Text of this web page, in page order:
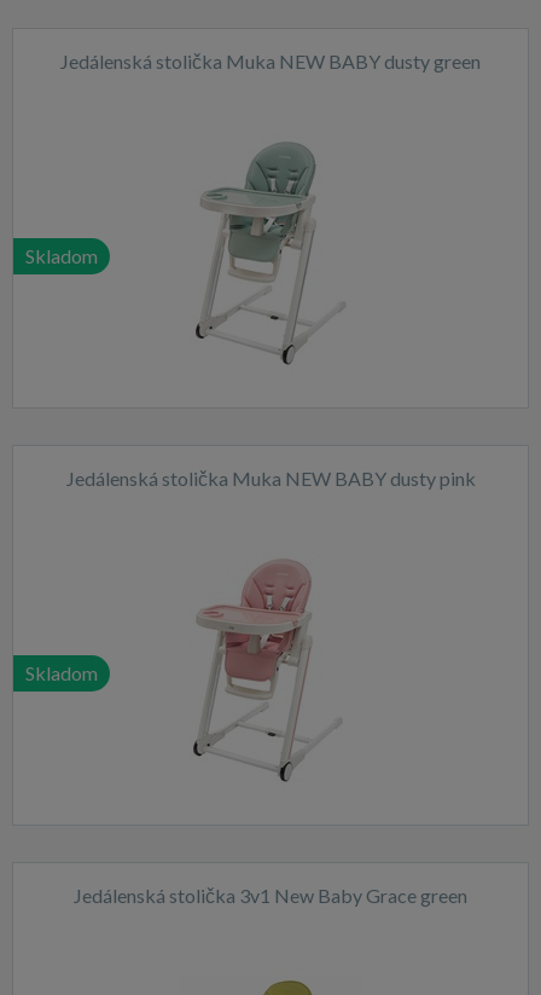
Jedálenská stolička Muka NEW BABY dusty green
Skladom
Jedálenská stolička Muka NEW BABY dusty pink
Skladom
Jedálenská stolička 3v1 New Baby Grace green